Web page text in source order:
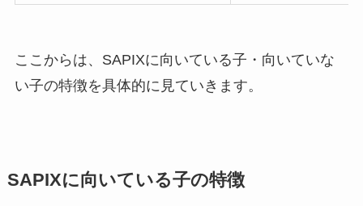
ここからは、SAPIXに向いている子・向いていな
い子の特徴を具体的に見ていきます。
SAPIXに向いている子の特徴